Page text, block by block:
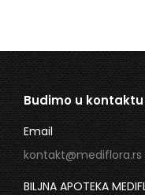
Budimo u
Email
kontakt@mediflora.rs
BILJNA APOTEKA